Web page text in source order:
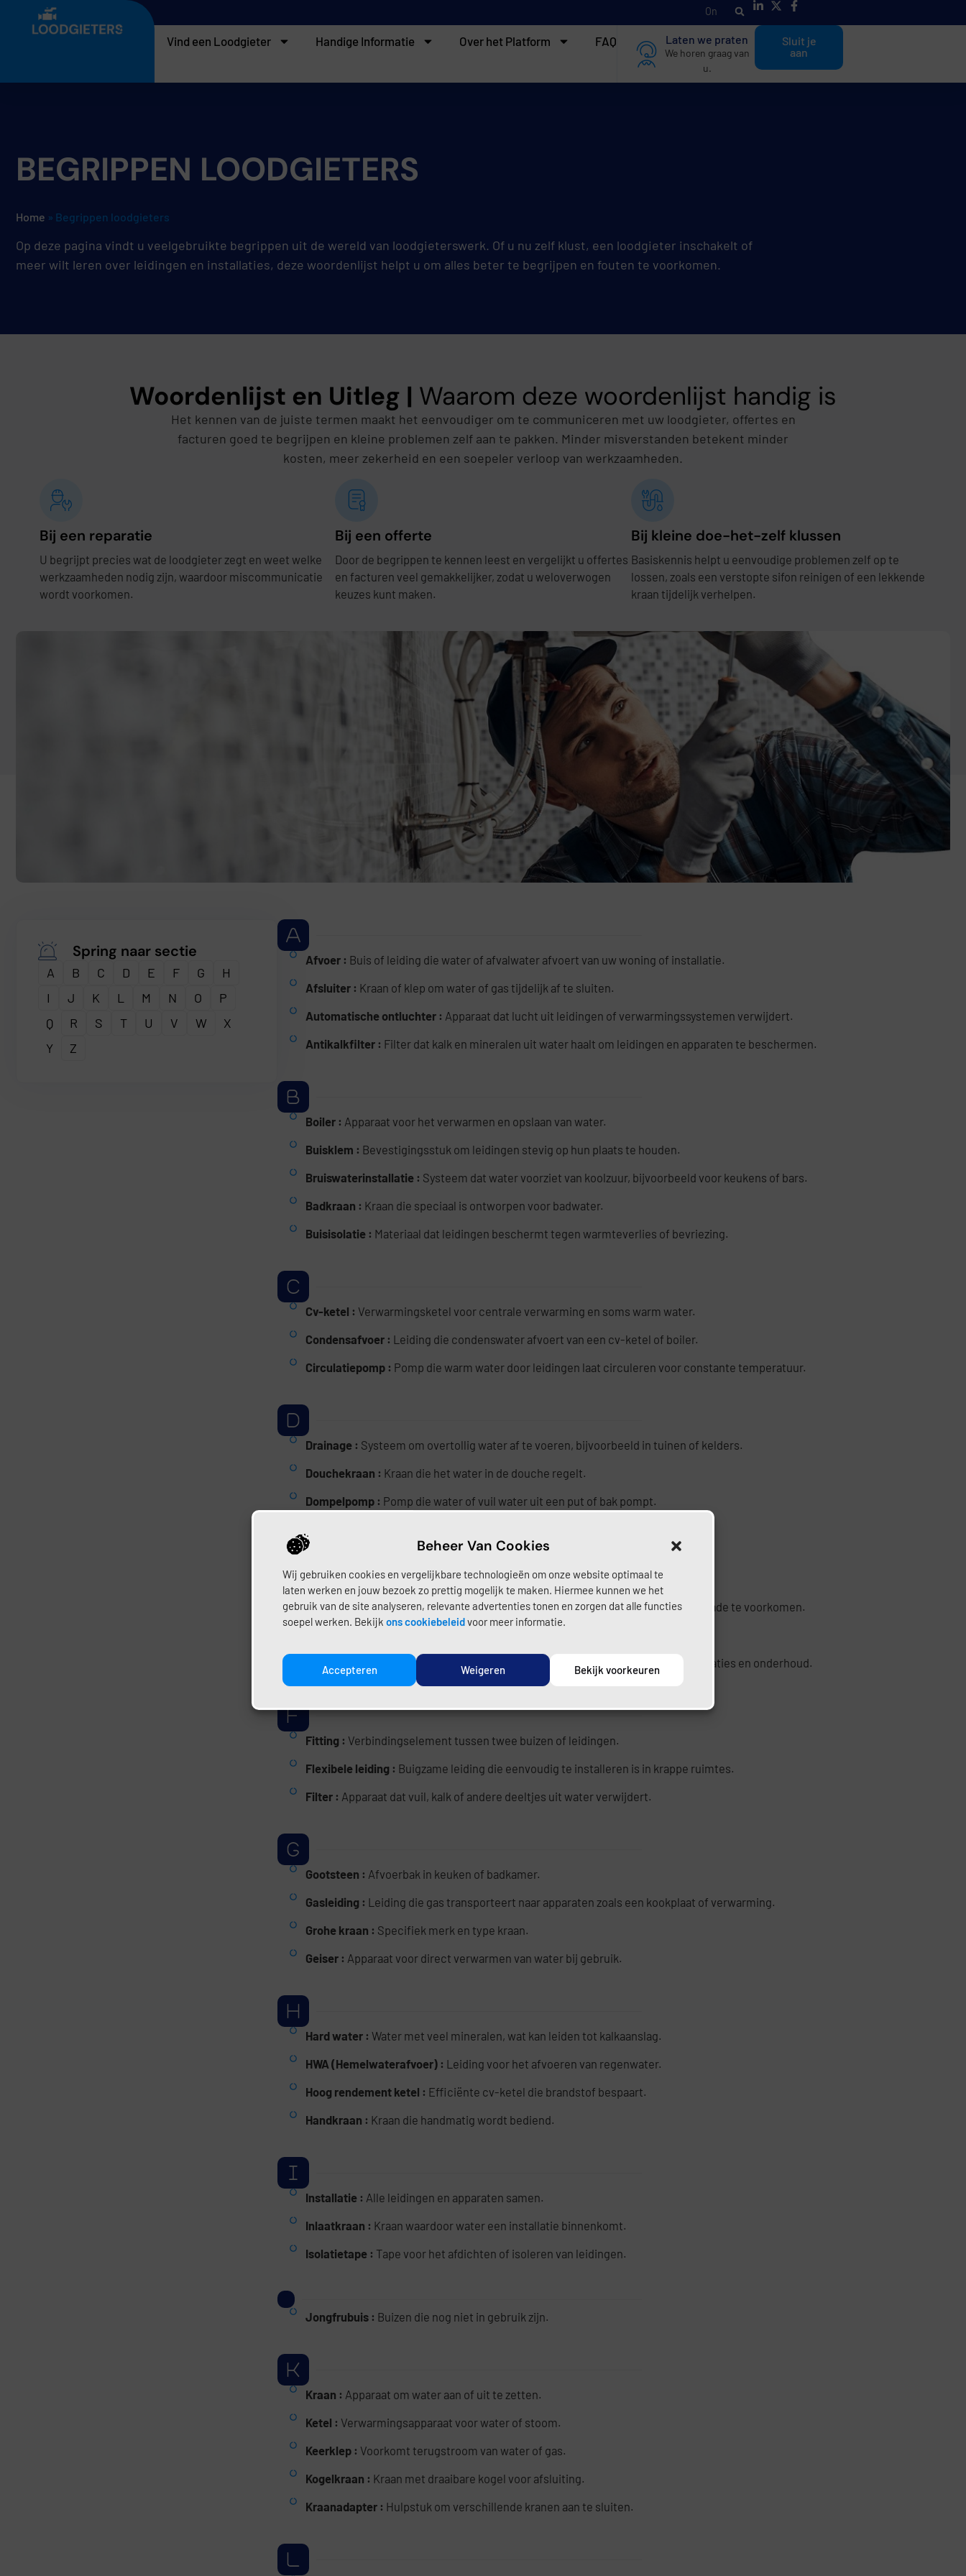
Beheer Van Cookies
Wij gebruiken cookies en vergelijkbare technologieën om onze website optimaal te
laten werken en jouw bezoek zo prettig mogelijk te maken. Hiermee kunnen we het
gebruik van de site analyseren, relevante advertenties tonen en zorgen dat alle functies
soepel werken. Bekijk ons cookiebeleidvoor meer informatie.
Accepteren Weigeren Bekijk voorkeuren
ha
Vind een Loodgieter Handige Informatie Over het Platform FAQ Laten we praten
We horen graag van
u.
Sluit je
aan
BEGRIPPEN LOODGIETERS
Home » Begrippen loodgieters
Op deze pagina vindt u veelgebruikte begrippen uit de wereld van loodgieterswerk. Of u nu zelf klust, een loodgieter inschakelt of
meer wilt leren over leidingen en installaties, deze woordenlijst helpt u om alles beter te begrijpen en fouten te voorkomen.
Woordenlijst en Uitleg | Waarom deze woordenlijst handig is
Het kennen van de juiste termen maakt het eenvoudiger om te communiceren met uw loodgieter, offertes en
facturen goed te begrijpen en kleine problemen zelf aan te pakken. Minder misverstanden betekent minder
kosten, meer zekerheid en een soepeler verloop van werkzaamheden.
Bij een reparatie
U begrijpt precies wat de loodgieter zegt en weet welke
werkzaamheden nodig zijn, waardoor miscommunicatie
wordt voorkomen.
Bij een offerte
Door de begrippen te kennen leest en vergelijkt u offertes
en facturen veel gemakkelijker, zodat u weloverwogen
keuzes kunt maken.
Bij kleine doe-het-zelf klussen
Basiskennis helpt u eenvoudige problemen zelf op te
lossen, zoals een verstopte sifon reinigen of een lekkende
kraan tijdelijk verhelpen.
Spring naar sectie
A B C D E F G
H
I
J K L M N O
P
Q
R S T U V W
X
Y
Z
Afvoer : Buis of leiding die water of afvalwater afvoert van uw woning of installatie.
Afsluiter : Kraan of klep om water of gas tijdelijk af te sluiten.
Automatische ontluchter : Apparaat dat lucht uit leidingen of verwarmingssystemen verwijdert.
Antikalkfilter : Filter dat kalk en mineralen uit water haalt om leidingen en apparaten te beschermen.
Boiler : Apparaat voor het verwarmen en opslaan van water.
Buisklem : Bevestigingsstuk om leidingen stevig op hun plaats te houden.
Bruiswaterinstallatie : Systeem dat water voorziet van koolzuur, bijvoorbeeld voor keukens of bars.
Badkraan : Kraan die speciaal is ontworpen voor badwater.
Buisisolatie : Materiaal dat leidingen beschermt tegen warmteverlies of bevriezing.
Cv-ketel : Verwarmingsketel voor centrale verwarming en soms warm water.
Condensafvoer : Leiding die condenswater afvoert van een cv-ketel of boiler.
Circulatiepomp : Pomp die warm water door leidingen laat circuleren voor constante temperatuur.
Drainage : Systeem om overtollig water af te voeren, bijvoorbeeld in tuinen of kelders.
Douchekraan : Kraan die het water in de douche regelt.
Dompelpomp : Pomp die water of vuil water uit een put of bak pompt.
Expansievat :Vat dat drukverschillen opvangt in verwarmingssystemen om schade te voorkomen.
Energiemeter water :
Meter die het waterverbruik meet, vaak gebruikt bij installaties en onderhoud.
Fitting : Verbindingselement tussen twee buizen of leidingen.
Flexibele leiding : Buigzame leiding die eenvoudig te installeren is in krappe ruimtes.
Filter : Apparaat dat vuil, kalk of andere deeltjes uit water verwijdert.
Gootsteen : Afvoerbak in keuken of badkamer.
Gasleiding : Leiding die gas transporteert naar apparaten zoals een kookplaat of verwarming.
Grohe kraan : Specifiek merk en type kraan.
Geiser : Apparaat voor direct verwarmen van water bij gebruik.
Hard water :Water met veel mineralen, wat kan leiden tot kalkaanslag.
HWA (Hemelwaterafvoer) : Leiding voor het afvoeren van regenwater.
Hoog rendement ketel : Efficiënte cv-ketel die brandstof bespaart.
Handkraan : Kraan die handmatig wordt bediend.
Installatie : Alle leidingen en apparaten samen.
Inlaatkraan : Kraan waardoor water een installatie binnenkomt.
Isolatietape : Tape voor het afdichten of isoleren van leidingen.
Jongfrubuis : Buizen die nog niet in gebruik zijn.
Kraan : Apparaat om water aan of uit te zetten.
Ketel : Verwarmingsapparaat voor water of stoom.
Keerklep : Voorkomt terugstroom van water of gas.
Kogelkraan : Kraan met draaibare kogel voor afsluiting.
Kraanadapter : Hulpstuk om verschillende kranen aan te sluiten.